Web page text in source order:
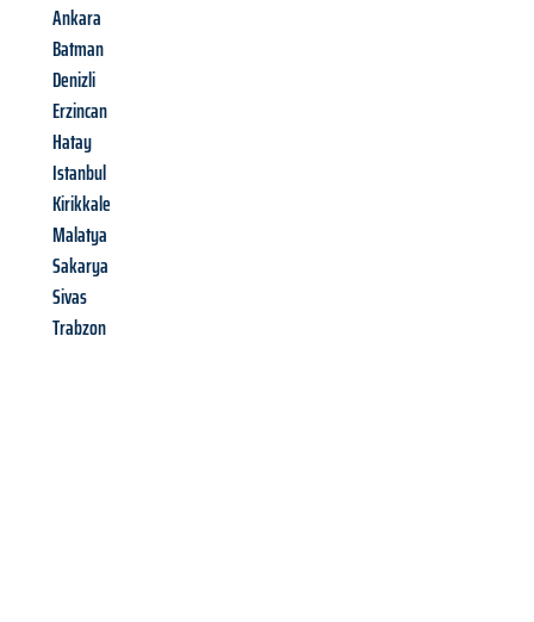
Ankara
Batman
Denizli
Erzincan
Hatay
Istanbul
Kirikkale
Malatya
Sakarya
Sivas
Trabzon